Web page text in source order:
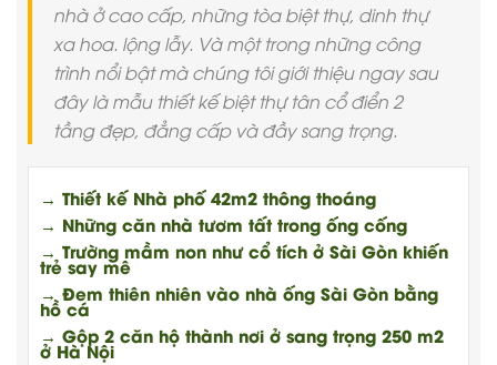
nhà ở cao cấp, những tòa biệt thự, dinh thự
xa hoa. lộng lẫy. Và một trong những công
trình nổi bật mà chúng tôi giới thiệu ngay sau
đây là mẫu thiết kế biệt thự tân cổ điển 2
tầng đẹp, đẳng cấp và đầy sang trọng.
→ Thiết kế Nhà phố 42m2 thông thoáng
→ Những căn nhà tươm tất trong ống cống
→ Trường mầm non như cổ tích ở Sài Gòn khiến
trẻ say mê
→ Đem thiên nhiên vào nhà ống Sài Gòn bằng
hồ cá
→ Gộp 2 căn hộ thành nơi ở sang trọng 250 m2
ở Hà Nội